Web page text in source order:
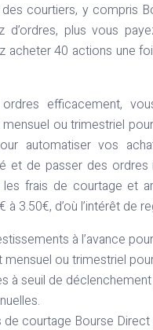
courtiers, y compris
d’ordres, plus vous
acheter 40 actions une
efficacement,
ou trimestriel
automatiser vos
et de passer des
les frais de courtage et
à 3.50€, d’où l’intérêt de
à l’avance
mensuel ou trimestriel
à seuil de
de courtage Bourse